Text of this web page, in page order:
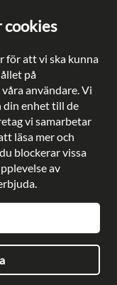
cookies
för att vi ska kunna
på
användare. Vi
enhet till de
vi samarbetar
läsa mer och
blockerar vissa
av
Bromma